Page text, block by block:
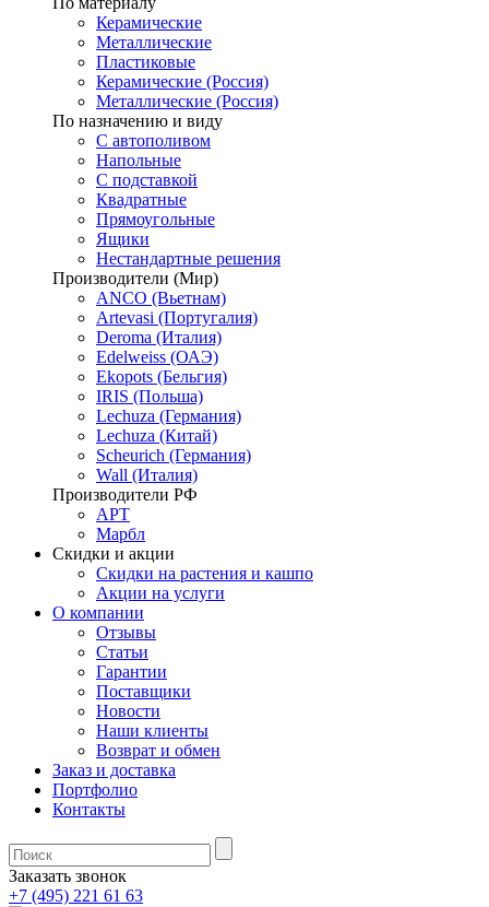
Керамические
Металлические
Пластиковые
Керамические (Россия)
Металлические (Россия)
По назначению и виду
С автополивом
Напольные
С подставкой
Квадратные
Прямоугольные
Ящики
Нестандартные решения
Производители (Мир)
ANCO (Вьетнам)
Artevasi (Португалия)
Deroma (Италия)
Edelweiss (ОАЭ)
Ekopots (Бельгия)
IRIS (Польша)
Lechuza (Германия)
Lechuza (Китай)
Scheurich (Германия)
Wall (Италия)
Производители РФ
АРТ
Марбл
Скидки и акции
Скидки на растения и кашпо
Акции на услуги
О компании
Отзывы
Статьи
Гарантии
Поставщики
Новости
Наши клиенты
Возврат и обмен
Заказ и доставка
Портфолио
Контакты
Заказать звонок
+7 (495) 221 61 63